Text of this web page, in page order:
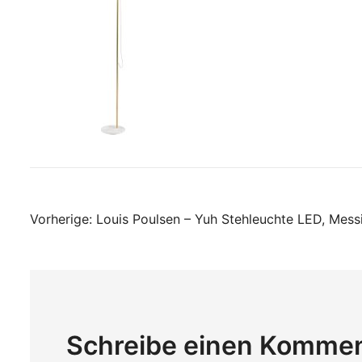
Vorherige: Louis Poulsen – Yuh Stehleuchte LED,
Schreibe einen